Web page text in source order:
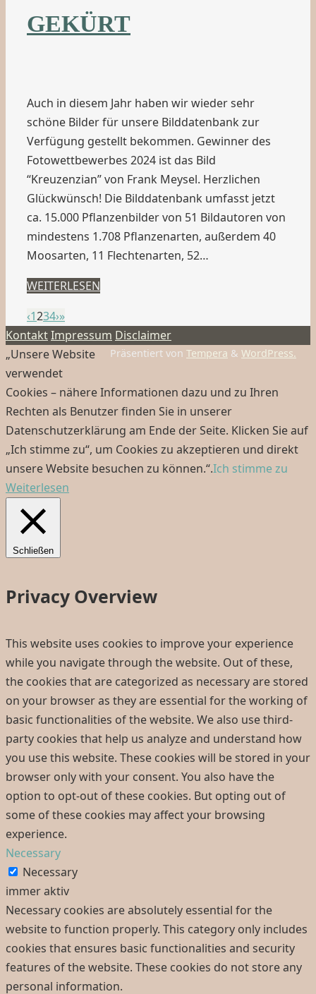
GEKÜRT
Auch in diesem Jahr haben wir wieder sehr
schöne Bilder für unsere Bilddatenbank zur
Verfügung gestellt bekommen. Gewinner des
Fotowettbewerbes 2024 ist das Bild
“Kreuzenzian” von Frank Meysel. Herzlichen
Glückwünsch! Die Bilddatenbank umfasst jetzt
ca. 15.000 Pflanzenbilder von 51 Bildautoren von
mindestens 1.708 Pflanzenarten, außerdem 40
Moosarten, 11 Flechtenarten, 52…
WEITERLESEN
‹1234›»
KontaktImpressum Disclaimer
Präsentiert von Tempera & WordPress.
„Unsere Website
verwendet
Cookies – nähere Informationen dazu und zu Ihren
Rechten als Benutzer finden Sie in unserer
Datenschutzerklärung am Ende der Seite. Klicken Sie auf
„Ich stimme zu“, um Cookies zu akzeptieren und direkt
unsere Website besuchen zu können.“.Ich stimme zu
Weiterlesen
Schließen
Privacy Overview
This website uses cookies to improve your experience
while you navigate through the website. Out of these,
the cookies that are categorized as necessary are stored
on your browser as they are essential for the working of
basic functionalities of the website. We also use third-
party cookies that help us analyze and understand how
you use this website. These cookies will be stored in your
browser only with your consent. You also have the
option to opt-out of these cookies. But opting out of
some of these cookies may affect your browsing
experience.
Necessary
Necessary
immer aktiv
Necessary cookies are absolutely essential for the
website to function properly. This category only includes
cookies that ensures basic functionalities and security
features of the website. These cookies do not store any
personal information.